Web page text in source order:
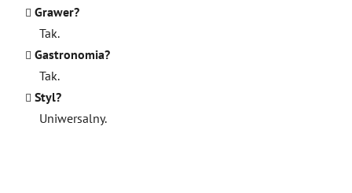
Grawer?
Tak.
Gastronomia?
Tak.
Styl?
Uniwersalny.